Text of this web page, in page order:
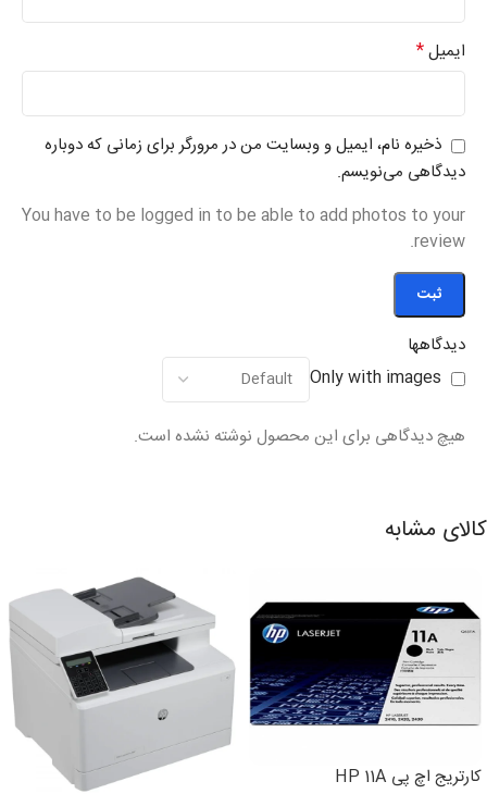
دیدگاهها
Only with images
هیچ دیدگاهی برای این محصول نوشته نشده است.
ایمیل*
ذخیره نام، ایمیل و وبسایت من در مرورگر برای زمانی که دوباره
دیدگاهی می‌نویسم.
You have to be logged in to be able to add photos to your
review.
کالای مشابه
کارتریج اچ پی HP 11A